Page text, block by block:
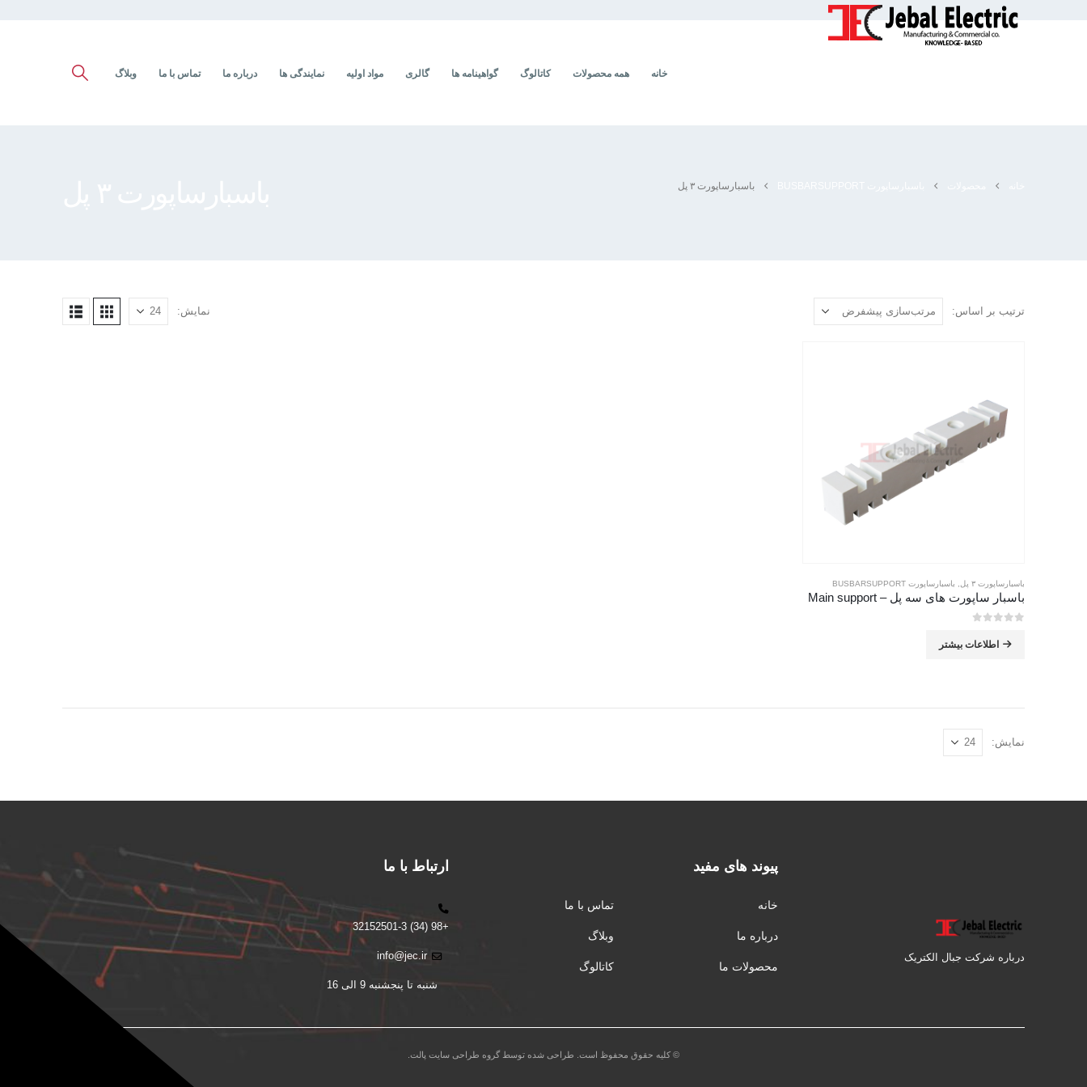
خانه همه محصولات کاتالوگ گواهینامه ها گالری مواد اولیه نمایندگی ها درباره ما تماس با ما وبلاگ
باسبارساپورت ۳ پل
ترتیب بر اساس: نمایش:
باسبارساپورت ۳ پل باسبارساپورت BUSBARSUPPORT
باسبار ساپورت های سه پل – Main support
اطلاعات بیشتر
نمایش:
درباره شرکت جبال الکتریک
پیوند های مفید
خانه
درباره ما
محصولات ما
تماس با ما
وبلاگ
کاتالوگ
ارتباط با ما
+98 (34) 32152501-3
info@jec.ir
شنبه تا پنجشنبه 9 الی 16
© کلیه حقوق محفوظ است. طراحی شده توسط گروه طراحی سایت پالت.